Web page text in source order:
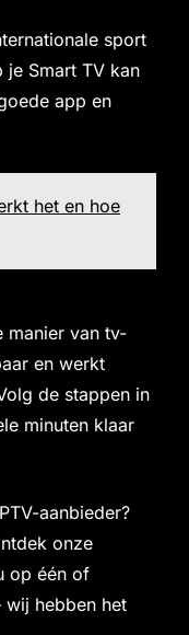
sport
Smart TV kan
app en
het en hoe
manier van tv-
en werkt
de stappen in
minuten klaar
aanbieder?
onze
op één of
wij hebben het